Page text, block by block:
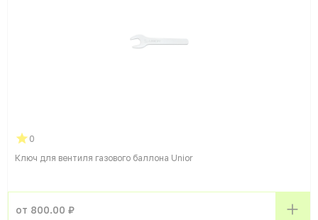
0
Ключ для вентиля газового баллона Unior
от 800.00 ₽